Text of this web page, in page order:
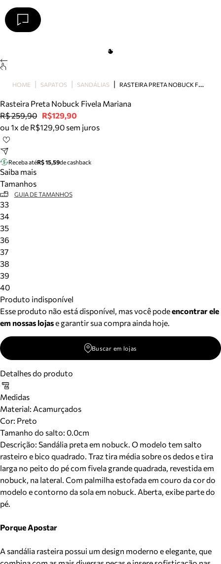
Papete
Scarpin
Mocassim
Bolsa
Tênis
Mule
Rasteira
Precisa de ajuda?
Arezzo
HOME SAPATOS SANDÁLIAS R
ASTEIRA PRETA NOBUCK FIVELA MARIANA
Rasteira Preta Nobuck Fivela Mariana
R$ 259,90 R$129,90
ou 1x de R$129,90 sem juros
Receba atéR$ 15,59de cashback
Saiba mais
Tamanhos
GUIA DE TAMANHOS
33
34
35
36
37
38
39
40
Produto indisponível
Esse produto não está disponível, mas você podeencontrar ele
em nossas lojase garantir sua compra ainda hoje.
Buscar em lojas
Detalhes do produto
Medidas
Material: Acamurçados
Cor: Preto
Tamanho do salto: 0.0cm
Descrição: Sandália preta em nobuck. O modelo tem salto
rasteiro e bico quadrado. Traz tira média sobre os dedos e tira
larga no peito do pé com fivela grande quadrada, revestida em
nobuck, na lateral. Com palmilha estofada em couro da cor do
modelo e contorno da sola em nobuck. Aberta, exibe parte do
pé.
Porque Apostar
A sandália rasteira possui um design moderno e elegante, que